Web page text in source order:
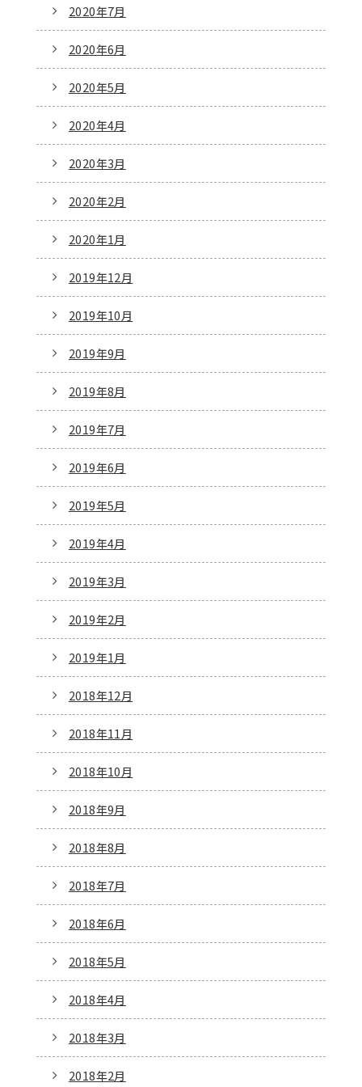
2020年7月
2020年6月
2020年5月
2020年4月
2020年3月
2020年2月
2020年1月
2019年12月
2019年10月
2019年9月
2019年8月
2019年7月
2019年6月
2019年5月
2019年4月
2019年3月
2019年2月
2019年1月
2018年12月
2018年11月
2018年10月
2018年9月
2018年8月
2018年7月
2018年6月
2018年5月
2018年4月
2018年3月
2018年2月